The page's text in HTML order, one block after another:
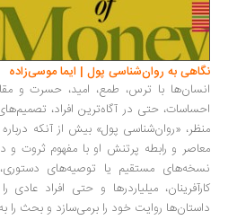
به روان‌شناسی پول | ایما موسی‌زاده
با ترس، طمع، امید، حسرت و مقایسه
حتی در آگاه‌ترین افراد، تصمیم‌های
«روان‌شناسی پول» بیش از آنکه درباره پول
و رابطه پرتنش او با مفهوم ثروت و دارایی
مستقیم یا توصیه‌های دستوری، تجربه
میلیاردرها و حتی افراد عادی را
روایت خود را برمی‌سازد و بحث را به پیش